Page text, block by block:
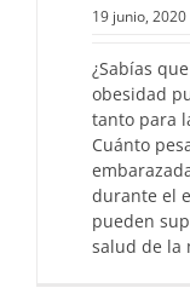
19 junio, 2020
¿Sabías
obesidad
tanto para
Cuánto
durante el
pueden
salud de la